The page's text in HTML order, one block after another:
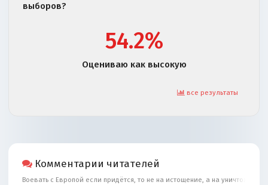
выборов?
54.2%
Оцениваю как высокую
все результаты
Комментарии читателей
Воевать с Европой если придётся, то не на истощение, а на уничтожение